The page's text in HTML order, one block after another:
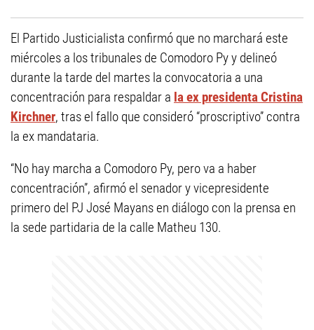
El Partido Justicialista confirmó que no marchará este
miércoles a los tribunales de Comodoro Py y delineó
durante la tarde del martes la convocatoria a una
concentración para respaldar a la ex presidenta Cristina
Kirchner, tras el fallo que consideró “proscriptivo” contra
la ex mandataria.
“No hay marcha a Comodoro Py, pero va a haber
concentración”, afirmó el senador y vicepresidente
primero del PJ José Mayans en diálogo con la prensa en
la sede partidaria de la calle Matheu 130.